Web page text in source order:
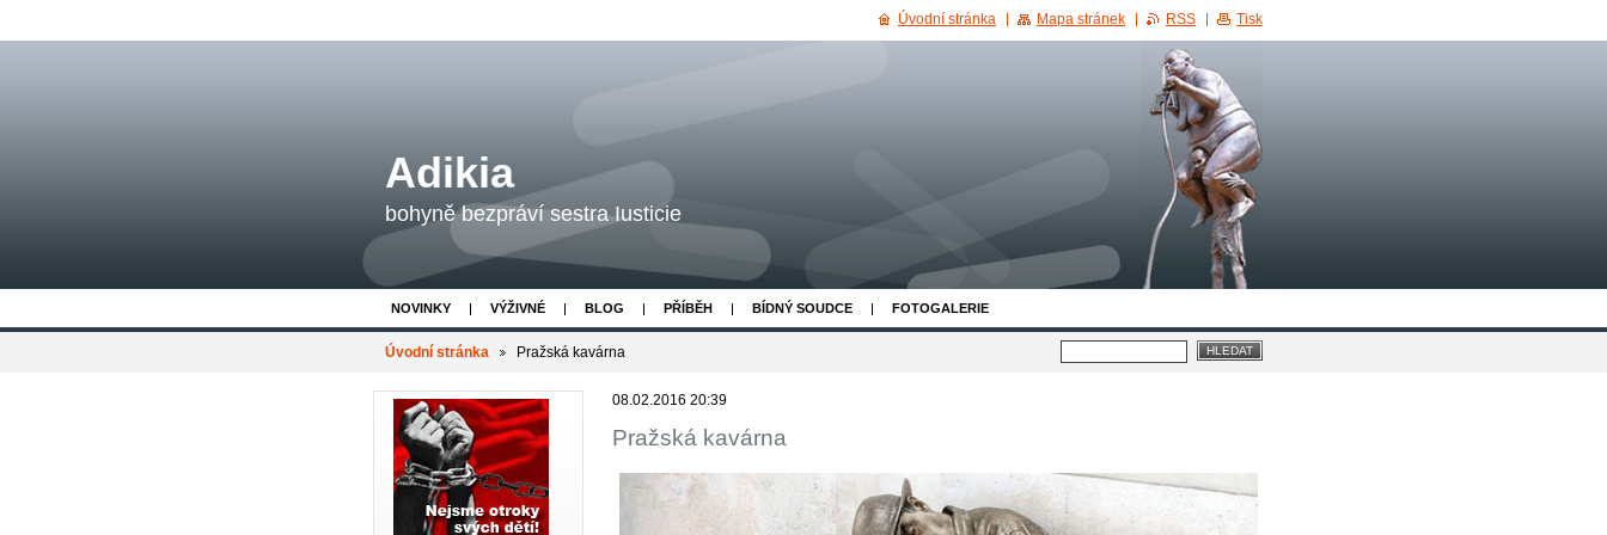
Adikia
bohyně bezpráví sestra Iusticie
NOVINKY VÝŽIVNÉ BLOG PŘÍBĚH BÍDNÝ SOUDCE FOTOGALERIE
Úvodní stránka Pražská kavárna
08.02.2016 20:39
Pražská kavárna
Úvodní stránka Mapa stránek RSS Tisk